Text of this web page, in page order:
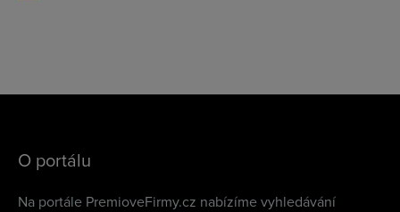
O portálu
Na portále PremioveFirmy.cz nabízíme vyhledávání